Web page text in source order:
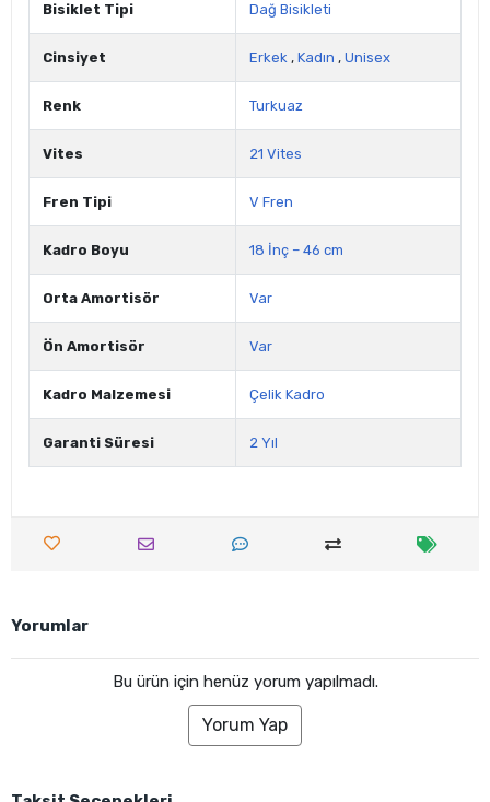
Bisiklet Tipi Dağ Bisikleti
Cinsiyet Erkek , Kadın , Unisex
Renk Turkuaz
Vites 21 Vites
Fren Tipi V Fren
Kadro Boyu 18 İnç – 46 cm
Orta Amortisör Var
Ön Amortisör Var
Kadro Malzemesi Çelik Kadro
Garanti Süresi 2 Yıl
Yorumlar
Bu ürün için henüz yorum yapılmadı.
Yorum Yap